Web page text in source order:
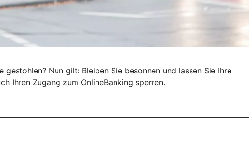
Nun gilt: Bleiben Sie besonnen und lassen Sie Ihre
Ihren Zugang zum OnlineBanking sperren.